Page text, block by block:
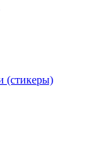
(стикеры)